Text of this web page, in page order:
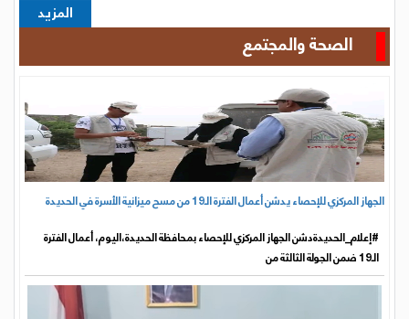
المزيد
الصحة والمجتمع
الجهاز المركزي للإحصاء يدشن أعمال الفترة الـ19 من مسح ميزانية الأسرة في الحديدة
#إعلام_الحديدةدشن الجهاز المركزي للإحصاء بمحافظة الحديدة،اليوم، أعمال الفترة
الـ19 ضمن الجولة الثالثة من